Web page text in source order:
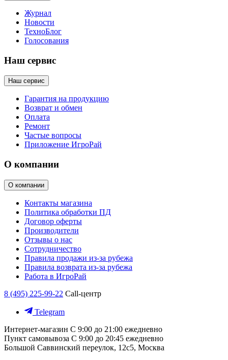
Журнал
Новости
ТехноБлог
Голосования
Наш сервис
Наш сервис
Гарантия на продукцию
Возврат и обмен
Оплата
Ремонт
Частые вопросы
Приложение ИгроРай
О компании
О компании
Контакты магазина
Политика обработки ПД
Договор оферты
Производители
Отзывы о нас
Сотрудничество
Правила продажи из-за рубежа
Правила возврата из-за рубежа
Работа в ИгроРай
8 (495) 225-99-22 Call-центр
Telegram
Интернет-магазин С 9:00 до 21:00 ежедневно
Пункт самовывоза С 9:00 до 20:45 ежедневно
Большой Саввинский переулок, 12с5, Москва